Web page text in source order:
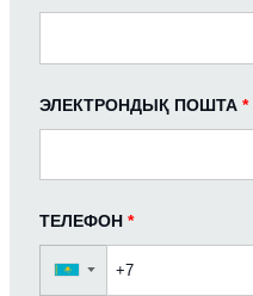
ЭЛЕКТРОНДЫҚ ПОШТА *
ТЕЛЕФОН *
▼